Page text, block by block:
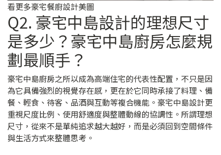
看更多豪宅餐廚設計美圖
Q2. 豪宅中島設計的理想尺寸
是多少？豪宅中島廚房怎麼規
劃最順手？
豪宅中島廚房之所以成為高端住宅的代表性配置，不只是因
為它具備強烈的視覺存在感，更在於它同時承接了料理、備
餐、輕食、待客、品酒與互動等複合機能。豪宅中島設計更
重視尺度比例、使用舒適度與整體動線的協調性。所謂理想
尺寸，從來不是單純追求越大越好，而是必須回到空間條件
與生活方式來整體思考。